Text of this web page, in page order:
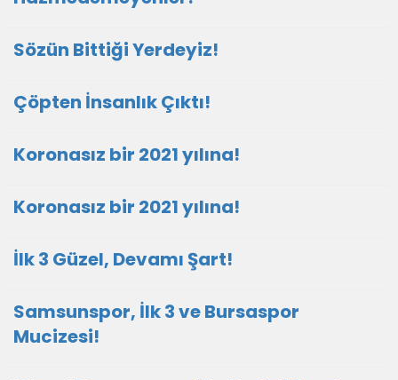
Sözün Bittiği Yerdeyiz!
Çöpten İnsanlık Çıktı!
Koronasız bir 2021 yılına!
Koronasız bir 2021 yılına!
İlk 3 Güzel, Devamı Şart!
Samsunspor, İlk 3 ve Bursaspor
Mucizesi!